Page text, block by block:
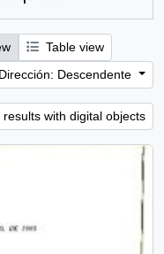
Table view
Dirección: Descendente
results with digital objects